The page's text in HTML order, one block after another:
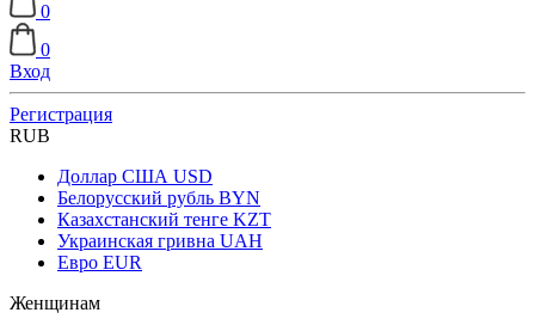
0
0
Вход
Регистрация
RUB
Доллар США USD
Белорусский рубль BYN
Казахстанский тенге KZT
Украинская гривна UAH
Евро EUR
Женщинам